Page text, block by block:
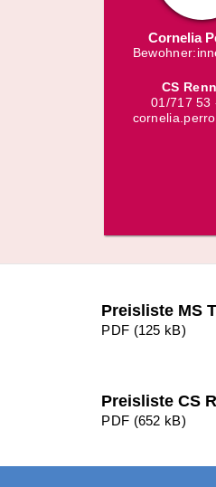
Cornelia
CS
01/717 53
Preisliste MS
PDF (125 kB)
Preisliste CS
PDF (652 kB)